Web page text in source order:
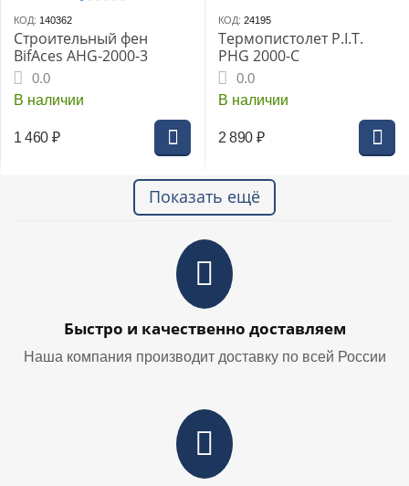
КОД: 140362
Строительный фен
BifAces AHG-2000-3
0.0
В наличии
1 460 ₽
КОД: 24195
Термопистолет P.I.T.
PHG 2000-C
0.0
В наличии
2 890 ₽
Показать ещё
Быстро и качественно доставляем
Наша компания производит доставку по всей России